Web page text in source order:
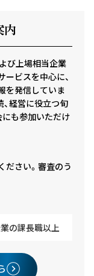
内
び上場相当企業
ビスを中心に、
を発信していま
経営に役立つ旬
にも参加いただけ
ださい。審査のう
の課長職以上